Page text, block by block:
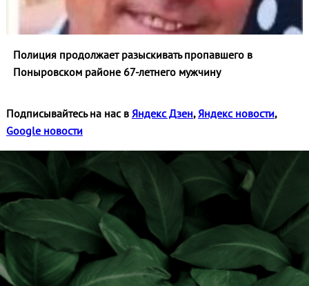
Полиция продолжает разыскивать пропавшего в
Поныровском районе 67-летнего мужчину
Подписывайтесь на нас в Яндекс Дзен,Яндекс новости,
Google новости